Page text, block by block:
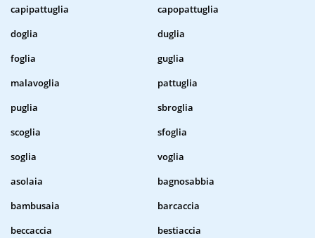
capipattuglia
capopattuglia
doglia
duglia
foglia
guglia
malavoglia
pattuglia
puglia
sbroglia
scoglia
sfoglia
soglia
voglia
asolaia
bagnosabbia
bambusaia
barcaccia
beccaccia
bestiaccia